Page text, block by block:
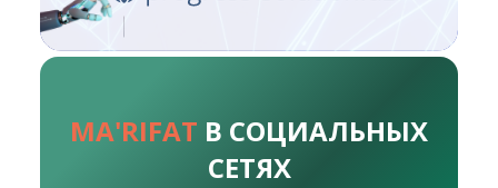
MA'RIFAT В СОЦИАЛЬНЫХ
СЕТЯХ